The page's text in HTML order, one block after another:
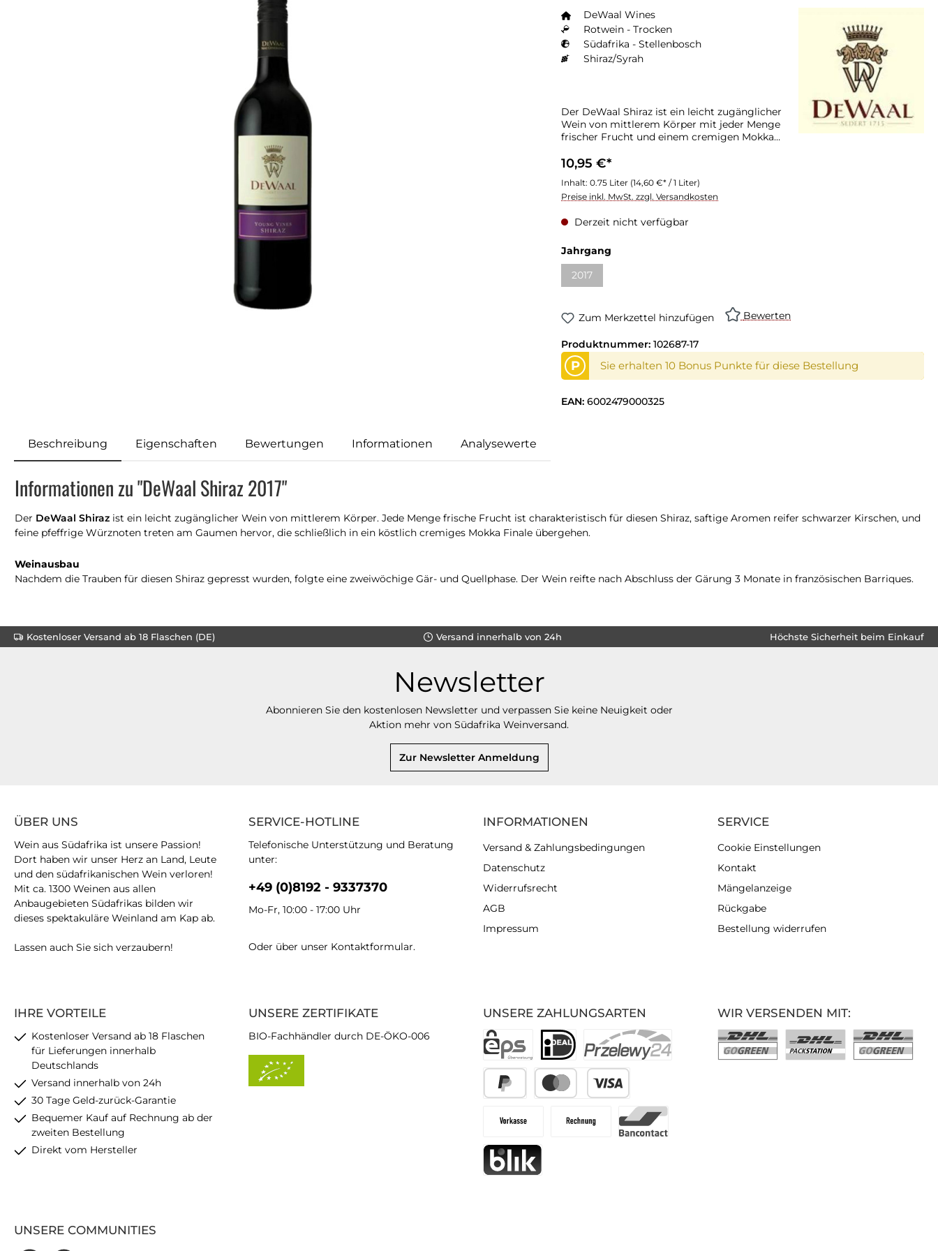
DeWaal Wines
Rotwein - Trocken
Südafrika - Stellenbosch
Shiraz/Syrah
Der DeWaal Shiraz ist ein leicht zugänglicher
Wein von mittlerem Körper mit jeder Menge
frischer Frucht und einem cremigen Mokka
10,95 €*
Inhalt: 0.75 Liter (14,60 €* / 1 Liter)
Preise inkl. MwSt. zzgl. Versandkosten
Derzeit nicht verfügbar
Jahrgang
2017
Zum Merkzettel hinzufügen Bewerten
Produktnummer: 102687-17
P Sie erhalten 10 Bonus Punkte für diese Bestellung
EAN: 6002479000325
Beschreibung Eigenschaften Bewertungen Informationen Analysewerte
Informationen zu "DeWaal Shiraz 2017"
Der DeWaal Shiraz ist ein leicht zugänglicher Wein von mittlerem Körper. Jede Menge frische Frucht ist charakteristisch für diesen Shiraz, saftige Aromen reifer schwarzer Kirschen, und
feine pfeffrige Würznoten treten am Gaumen hervor, die schließlich in ein köstlich cremiges Mokka Finale übergehen.
Weinausbau
Nachdem die Trauben für diesen Shiraz gepresst wurden, folgte eine zweiwöchige Gär- und Quellphase. Der Wein reifte nach Abschluss der Gärung 3 Monate in französischen Barriques.
Kostenloser Versand ab 18 Flaschen (DE) Versand innerhalb von 24h Höchste Sicherheit beim Einkauf
Newsletter
Abonnieren Sie den kostenlosen Newsletter und verpassen Sie keine Neuigkeit oder
Aktion mehr von Südafrika Weinversand.
Zur Newsletter Anmeldung
SERVICE-HOTLINE
Telefonische Unterstützung und Beratung
unter:
+49 (0)8192 - 9337370
Mo-Fr, 10:00 - 17:00 Uhr
Oder über unser Kontaktformular.
IHRE VORTEILE
Kostenloser Versand ab 18 Flaschen
für Lieferungen innerhalb
Deutschlands
Versand innerhalb von 24h
30 Tage Geld-zurück-Garantie
Bequemer Kauf auf Rechnung ab der
zweiten Bestellung
Direkt vom Hersteller
UNSERE ZAHLUNGSARTEN
ÜBER UNS
Wein aus Südafrika ist unsere Passion!
Dort haben wir unser Herz an Land, Leute
und den südafrikanischen Wein verloren!
Mit ca. 1300 Weinen aus allen
Anbaugebieten Südafrikas bilden wir
dieses spektakuläre Weinland am Kap ab.
Lassen auch Sie sich verzaubern!
UNSERE ZERTIFIKATE
BIO-Fachhändler durch DE-ÖKO-006
INFORMATIONEN
Versand & Zahlungsbedingungen
Datenschutz
Widerrufsrecht
AGB
Impressum
SERVICE
Cookie Einstellungen
Kontakt
Mängelanzeige
Rückgabe
Bestellung widerrufen
UNSERE COMMUNITIES
WIR VERSENDEN MIT: